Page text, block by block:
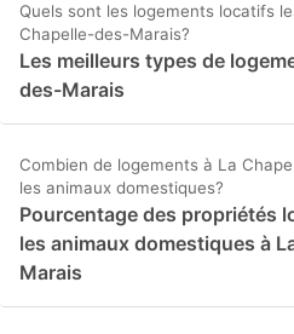
Quels sont les logements locatifs
Chapelle-des-Marais?
Les meilleurs types de
des-Marais
Combien de logements à La
les animaux domestiques?
Pourcentage des propriétés
les animaux domestiques à
Marais